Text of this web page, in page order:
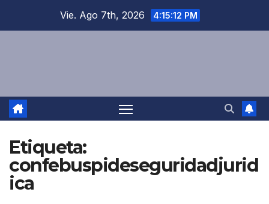
Vie. Ago 7th, 2026 4:15:12 PM
Etiqueta:
confebuspideseguridadjurid
ica